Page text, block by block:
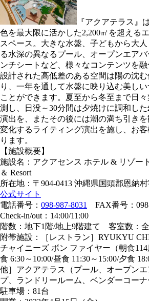
『アクアテラス』
色を最大限に活かした2,200㎡を超える
スペース。大きな水盤、子どもから大
る水深の異なるプール、オープンエア
ンチシートなど、様々なコンテンツを
設計された高低差のある空間は陽の沈
り、一年を通して水盤に映り込む美し
ことができます。夏至から冬至まで日
測し、日没～30分間は夕焼けに調和し
演出を、またその後には潮の満ち引き
変化するライティング演出を施し、お
ります。
【施設概要】
施設名：アクアセンス ホテル & リゾー
＆ Resort
所在地：〒904-0413 沖縄県国頭郡恩納
公式サイト
電話番号： 098-987-8031
FAX番号：
Check-in/out：14:00/11:00
階数：地下1階/地上9階建て 客室数：
附帯施設：［レストラン］RYUKYU
チャイニーズ ボン ファイヤー（朝食
食 6:30～10:00/昼食 11:30～15:00/夕食
他］アクアテラス（プール、オープン
プ、ランドリールーム、ベンダーコーナ
駐車場：81台